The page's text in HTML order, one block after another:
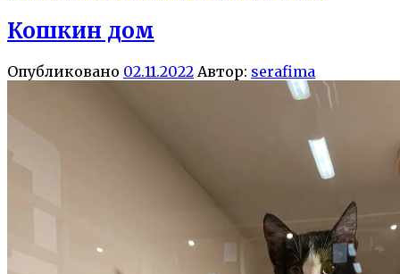
Кошкин дом
Опубликовано 02.11.2022 Автор: serafima